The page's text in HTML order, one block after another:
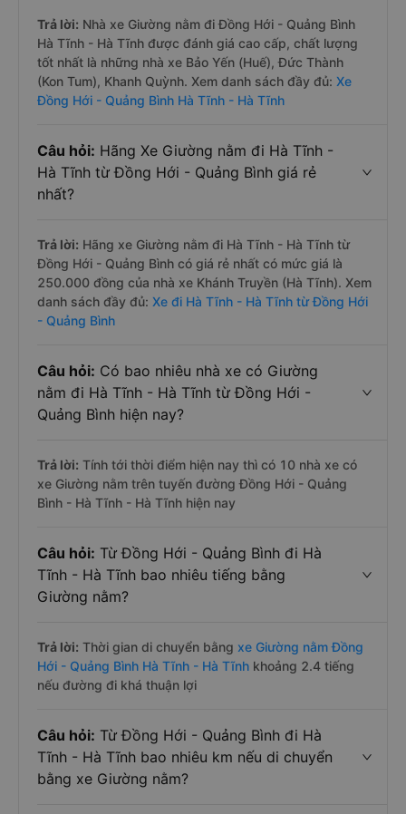
Trả lời: Nhà xe Giường nằm đi Đồng Hới - Quảng Bình
Hà Tĩnh - Hà Tĩnh được đánh giá cao cấp, chất lượng
tốt nhất là những nhà xe Bảo Yến (Huế), Đức Thành
(Kon Tum), Khanh Quỳnh. Xem danh sách đầy đủ: Xe
Đồng Hới - Quảng Bình Hà Tĩnh - Hà Tĩnh
Câu hỏi: Hãng Xe Giường nằm đi Hà Tĩnh -
Hà Tĩnh từ Đồng Hới - Quảng Bình giá rẻ
nhất?
Trả lời: Hãng xe Giường nằm đi Hà Tĩnh - Hà Tĩnh từ
Đồng Hới - Quảng Bình có giá rẻ nhất có mức giá là
250.000 đồng của nhà xe Khánh Truyền (Hà Tĩnh). Xem
danh sách đầy đủ: Xe đi Hà Tĩnh - Hà Tĩnh từ Đồng Hới
- Quảng Bình
Câu hỏi: Có bao nhiêu nhà xe có Giường
nằm đi Hà Tĩnh - Hà Tĩnh từ Đồng Hới -
Quảng Bình hiện nay?
Trả lời: Tính tới thời điểm hiện nay thì có 10 nhà xe có
xe Giường nằm trên tuyến đường Đồng Hới - Quảng
Bình - Hà Tĩnh - Hà Tĩnh hiện nay
Câu hỏi: Từ Đồng Hới - Quảng Bình đi Hà
Tĩnh - Hà Tĩnh bao nhiêu tiếng bằng
Giường nằm?
Trả lời: Thời gian di chuyển bằng xe Giường nằm Đồng
Hới - Quảng Bình Hà Tĩnh - Hà Tĩnh khoảng 2.4 tiếng
nếu đường đi khá thuận lợi
Câu hỏi: Từ Đồng Hới - Quảng Bình đi Hà
Tĩnh - Hà Tĩnh bao nhiêu km nếu di chuyển
bằng xe Giường nằm?